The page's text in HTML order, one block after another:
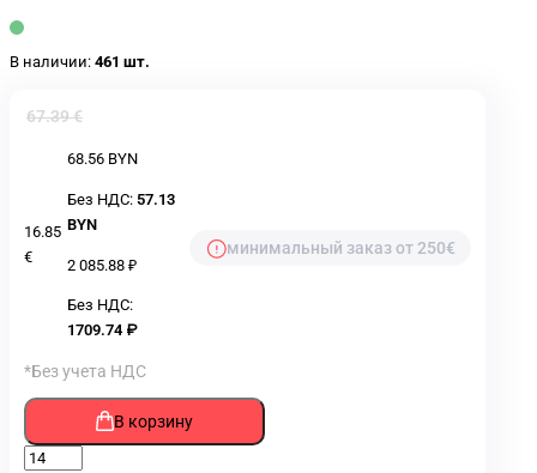
В наличии: 461 шт.
16.85
€
68.56 BYN
Без НДС: 57.13
BYN
2 085.88 ₽
Без НДС:
1709.74 ₽
минимальный заказ от 250€
67.39 €
*Без учета НДС
В корзину